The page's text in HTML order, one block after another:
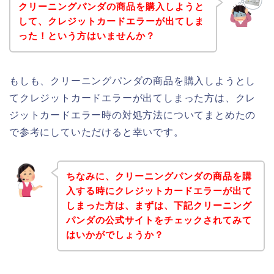
クリーニングパンダの商品を購入しようと
して、クレジットカードエラーが出てしま
った！という方はいませんか？
もしも、クリーニングパンダの商品を購入しようとし
てクレジットカードエラーが出てしまった方は、クレ
ジットカードエラー時の対処方法についてまとめたの
で参考にしていただけると幸いです。
ちなみに、クリーニングパンダの商品を購
入する時にクレジットカードエラーが出て
しまった方は、まずは、下記クリーニング
パンダの公式サイトをチェックされてみて
はいかがでしょうか？